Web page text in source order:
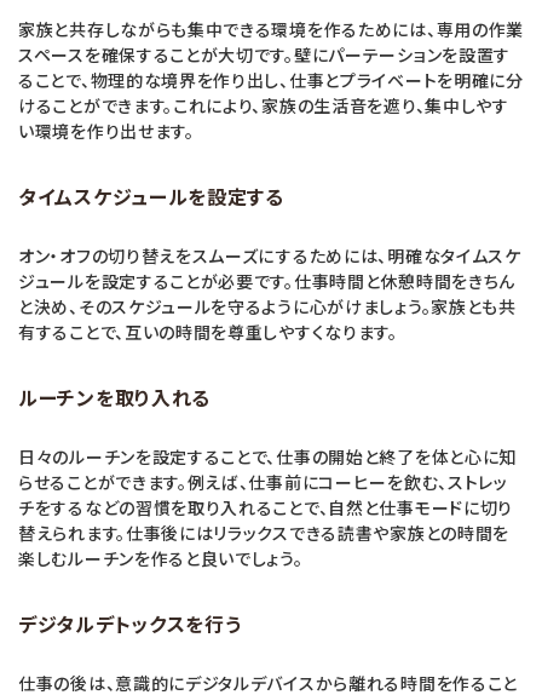
家族と共存しながらも集中できる環境を作るためには、専用の作業
スペースを確保することが大切です。壁にパーテーションを設置す
ることで、物理的な境界を作り出し、仕事とプライベートを明確に分
けることができます。これにより、家族の生活音を遮り、集中しやす
い環境を作り出せます。
タイムスケジュールを設定する
オン・オフの切り替えをスムーズにするためには、明確なタイムスケ
ジュールを設定することが必要です。仕事時間と休憩時間をきちん
と決め、そのスケジュールを守るように心がけましょう。家族とも共
有することで、互いの時間を尊重しやすくなります。
ルーチンを取り入れる
日々のルーチンを設定することで、仕事の開始と終了を体と心に知
らせることができます。例えば、仕事前にコーヒーを飲む、ストレッ
チをするなどの習慣を取り入れることで、自然と仕事モードに切り
替えられます。仕事後にはリラックスできる読書や家族との時間を
楽しむルーチンを作ると良いでしょう。
デジタルデトックスを行う
仕事の後は、意識的にデジタルデバイスから離れる時間を作ること